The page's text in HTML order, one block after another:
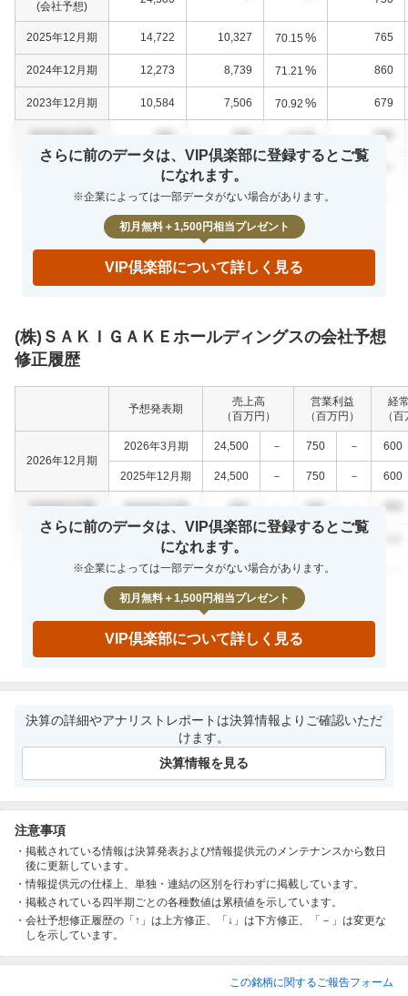
(会社予想)
2025年12月期 14,722 10,327 70.15 % 765
2024年12月期 12,273 8,739 71.21 % 860
2023年12月期 10,584 7,506 70.92 % 679
0000年0月期 000 000 0.0% 000
000
0000年0月期 000 000 0.0 %
さらに前のデータは、VIP倶楽部に登録するとご覧
になれます。
※企業によっては一部データがない場合があります。
初月無料＋1,500円相当プレゼント
VIP倶楽部について詳しく見る
(株)ＳＡＫＩＧＡＫＥホールディングスの会社予想
修正履歴
予想発表期
売上高
（百万円）
営業利益
（百万円）
経
（
2026年12月期
2026年3月期 24,500 － 750 － 600
2025年12月期 24,500 － 750 － 600
0000年0月期 0000年0月期 000 000 000
0000年0月期 000
0000年0月期 0000年0月期 000 － 000
さらに前のデータは、VIP倶楽部に登録するとご覧
になれます。
※企業によっては一部データがない場合があります。
初月無料＋1,500円相当プレゼント
VIP倶楽部について詳しく見る
決算の詳細やアナリストレポートは決算情報よりご確認いただ
けます。
決算情報を見る
注意事項
掲載されている情報は決算発表および情報提供元のメンテナンスから数日
後に更新しています。
情報提供元の仕様上、単独・連結の区別を行わずに掲載しています。
掲載されている四半期ごとの各種数値は累積値を示しています。
会社予想修正履歴の「↑」は上方修正、「↓」は下方修正、「－」は変更な
しを示しています。
この銘柄に関するご報告フォーム